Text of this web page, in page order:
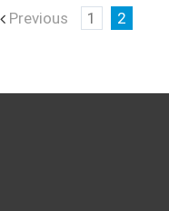
Previous 1 2